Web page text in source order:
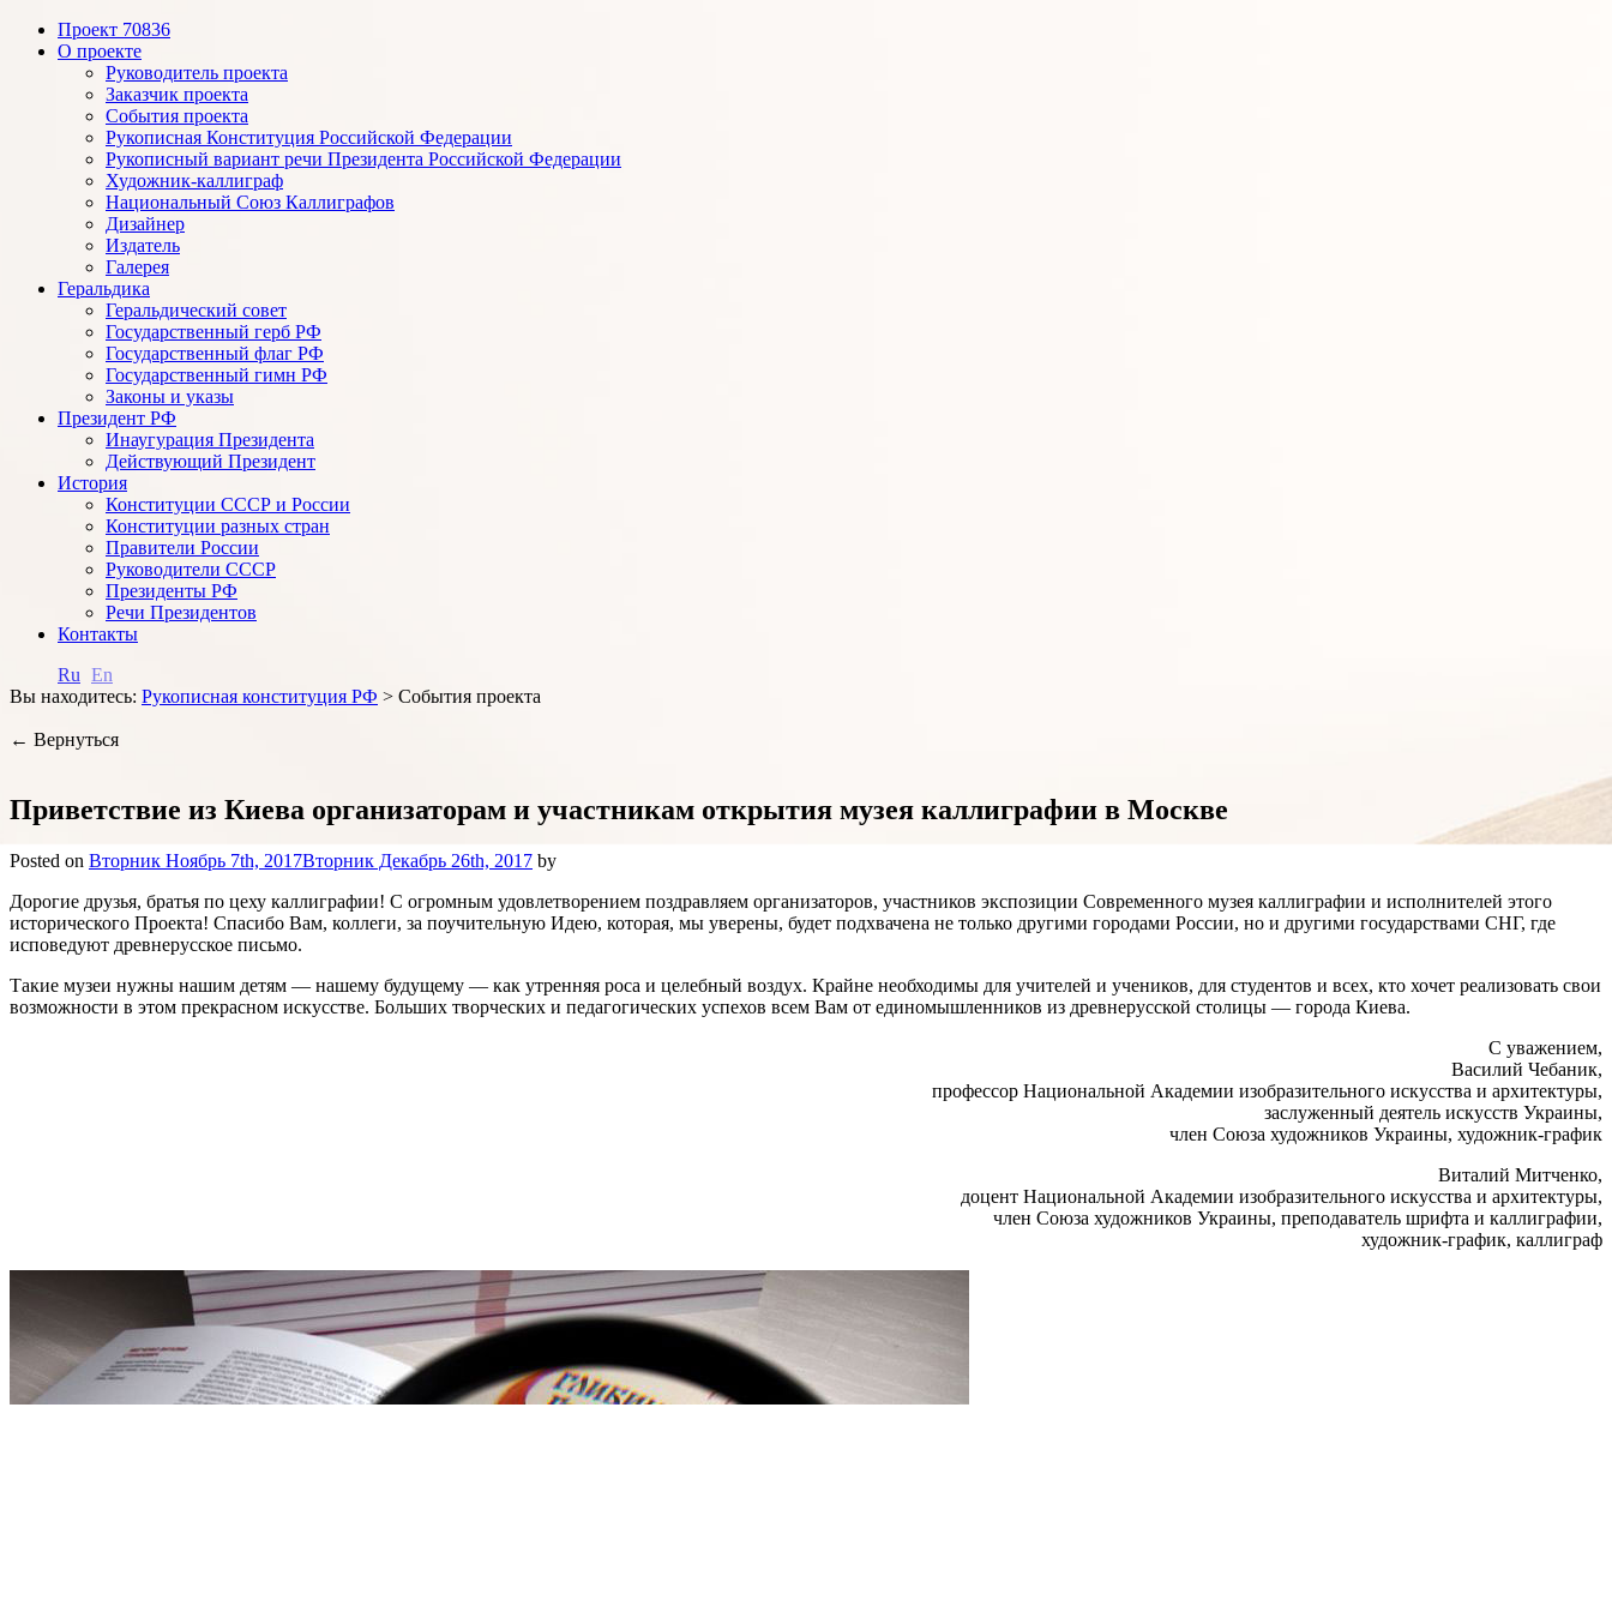
Рукописная конституция РФ
Проект 70836
О проекте
Руководитель проекта
Заказчик проекта
События проекта
Рукописная Конституция Российской Федерации
Рукописный вариант речи Президента Российской Федерации
Художник-каллиграф
Национальный Союз Каллиграфов
Дизайнер
Издатель
Галерея
Геральдика
Геральдический совет
Государственный герб РФ
Государственный флаг РФ
Государственный гимн РФ
Законы и указы
Президент РФ
Инаугурация Президента
Действующий Президент
История
Конституции СССР и России
Конституции разных стран
Правители России
Руководители СССР
Президенты РФ
Речи Президентов
Контакты
Ru En
Вы находитесь: Рукописная конституция РФ > События проекта
← Вернуться
Приветствие из Киева организаторам и участникам открытия музея каллиграфии в Москве
Posted on Вторник Ноябрь 7th, 2017Вторник Декабрь 26th, 2017 by
Дорогие друзья, братья по цеху каллиграфии! С огромным удовлетворением поздравляем организаторов, участников экспозиции Современного музея каллиграфии и исполнителей этого
исторического Проекта! Спасибо Вам, коллеги, за поучительную Идею, которая, мы уверены, будет подхвачена не только другими городами России, но и другими государствами СНГ, где
исповедуют древнерусское письмо.
Такие музеи нужны нашим детям — нашему будущему — как утренняя роса и целебный воздух. Крайне необходимы для учителей и учеников, для студентов и всех, кто хочет реализовать свои
возможности в этом прекрасном искусстве. Больших творческих и педагогических успехов всем Вам от единомышленников из древнерусской столицы — города Киева.
С уважением,
Василий Чебаник,
профессор Национальной Академии изобразительного искусства и архитектуры,
заслуженный деятель искусств Украины,
член Союза художников Украины, художник-график
Виталий Митченко,
доцент Национальной Академии изобразительного искусства и архитектуры,
член Союза художников Украины, преподаватель шрифта и каллиграфии,
художник-график, каллиграф